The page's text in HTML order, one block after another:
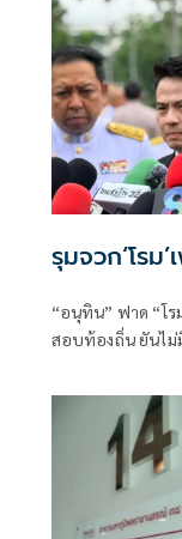
จันทร์ที่ 10 สิงหา
รุมจวก‘โรม
“อนุทิน” ฟาด “โร
สอบท้องถิ่น ยันไม่